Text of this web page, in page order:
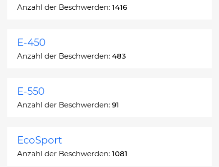
Anzahl der Beschwerden: 1416
E-450
Anzahl der Beschwerden: 483
E-550
Anzahl der Beschwerden: 91
EcoSport
Anzahl der Beschwerden: 1081